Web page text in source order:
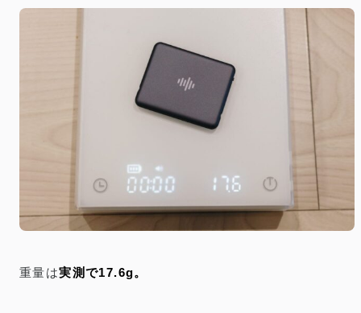
重量は実測で17.6g。